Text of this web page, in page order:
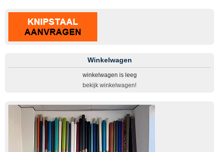
Winkelwagen
winkelwagen is leeg
bekijk winkelwagen!